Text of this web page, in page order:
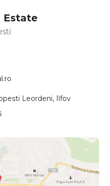
Estate
Leordeni, Ilfov